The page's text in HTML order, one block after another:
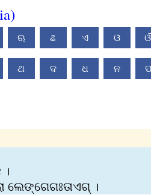
ଋ ଌ ଏ ଓ
ଥ ଦ ଧ ନ ପ
।